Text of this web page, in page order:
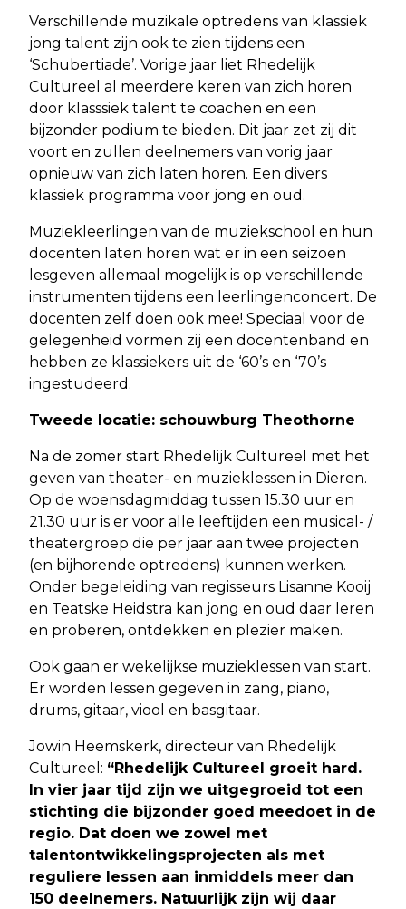
Verschillende muzikale optredens van klassiek
jong talent zijn ook te zien tijdens een
‘Schubertiade’. Vorige jaar liet Rhedelijk
Cultureel al meerdere keren van zich horen
door klasssiek talent te coachen en een
bijzonder podium te bieden. Dit jaar zet zij dit
voort en zullen deelnemers van vorig jaar
opnieuw van zich laten horen. Een divers
klassiek programma voor jong en oud.
Muziekleerlingen van de muziekschool en hun
docenten laten horen wat er in een seizoen
lesgeven allemaal mogelijk is op verschillende
instrumenten tijdens een leerlingenconcert. De
docenten zelf doen ook mee! Speciaal voor de
gelegenheid vormen zij een docentenband en
hebben ze klassiekers uit de ‘60’s en ‘70’s
ingestudeerd.
Tweede locatie: schouwburg Theothorne
Na de zomer start Rhedelijk Cultureel met het
geven van theater- en muzieklessen in Dieren.
Op de woensdagmiddag tussen 15.30 uur en
21.30 uur is er voor alle leeftijden een musical- /
theatergroep die per jaar aan twee projecten
(en bijhorende optredens) kunnen werken.
Onder begeleiding van regisseurs Lisanne Kooij
en Teatske Heidstra kan jong en oud daar leren
en proberen, ontdekken en plezier maken.
Ook gaan er wekelijkse muzieklessen van start.
Er worden lessen gegeven in zang, piano,
drums, gitaar, viool en basgitaar.
Jowin Heemskerk, directeur van Rhedelijk
Cultureel: “Rhedelijk Cultureel groeit hard.
In vier jaar tijd zijn we uitgegroeid tot een
stichting die bijzonder goed meedoet in de
regio. Dat doen we zowel met
talentontwikkelingsprojecten als met
reguliere lessen aan inmiddels meer dan
150 deelnemers. Natuurlijk zijn wij daar